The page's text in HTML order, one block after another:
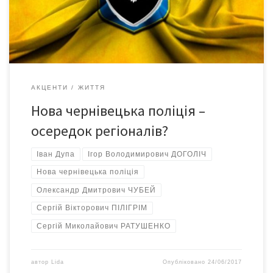
поліцію… Як Пілігрім порти охороняв… Очолює чернівецьку
Нацполіцію славнозвісний донецький […]
АКЦЕНТИ ЖИТТЯ
Нова чернівецька поліція –
осередок регіоналів?
Іван Дупа Ігор Володимирович ДОГОЛІЧ
Нова чернівецька поліція
Олександр Дмитрович ЧУБЕЙ
Сергій Вікторович ПІЛІГРІМ
Сергій Миколайович РАТУШЕНКО
автор Lida Опубліковано 24/06/2017